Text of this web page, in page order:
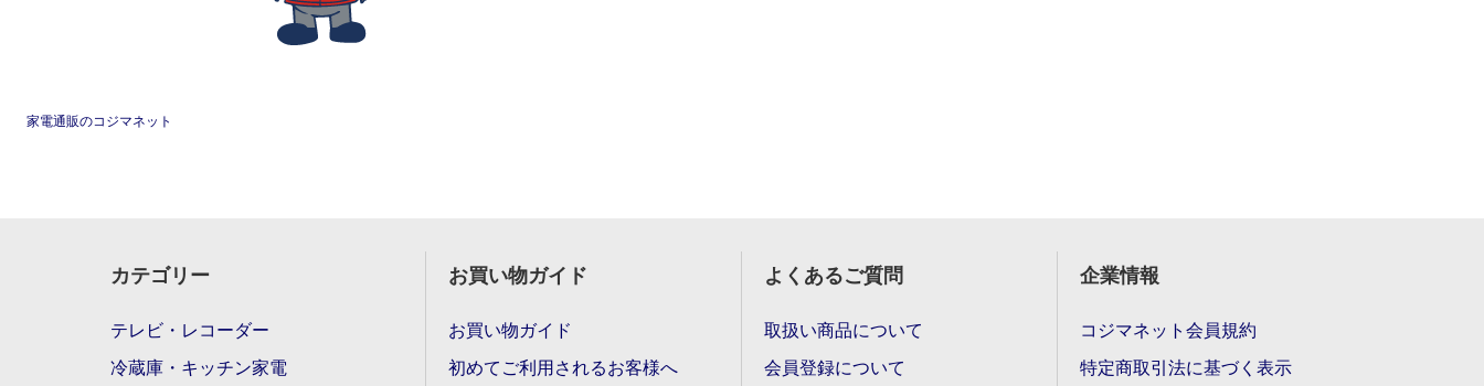
家電通販のコジマネット
カテゴリー
テレビ・レコーダー
冷蔵庫・キッチン家電
お買い物ガイド
お買い物ガイド
初めてご利用されるお客様へ
よくあるご質問
取扱い商品について
会員登録について
企業情報
コジマネット会員規約
特定商取引法に基づく表示